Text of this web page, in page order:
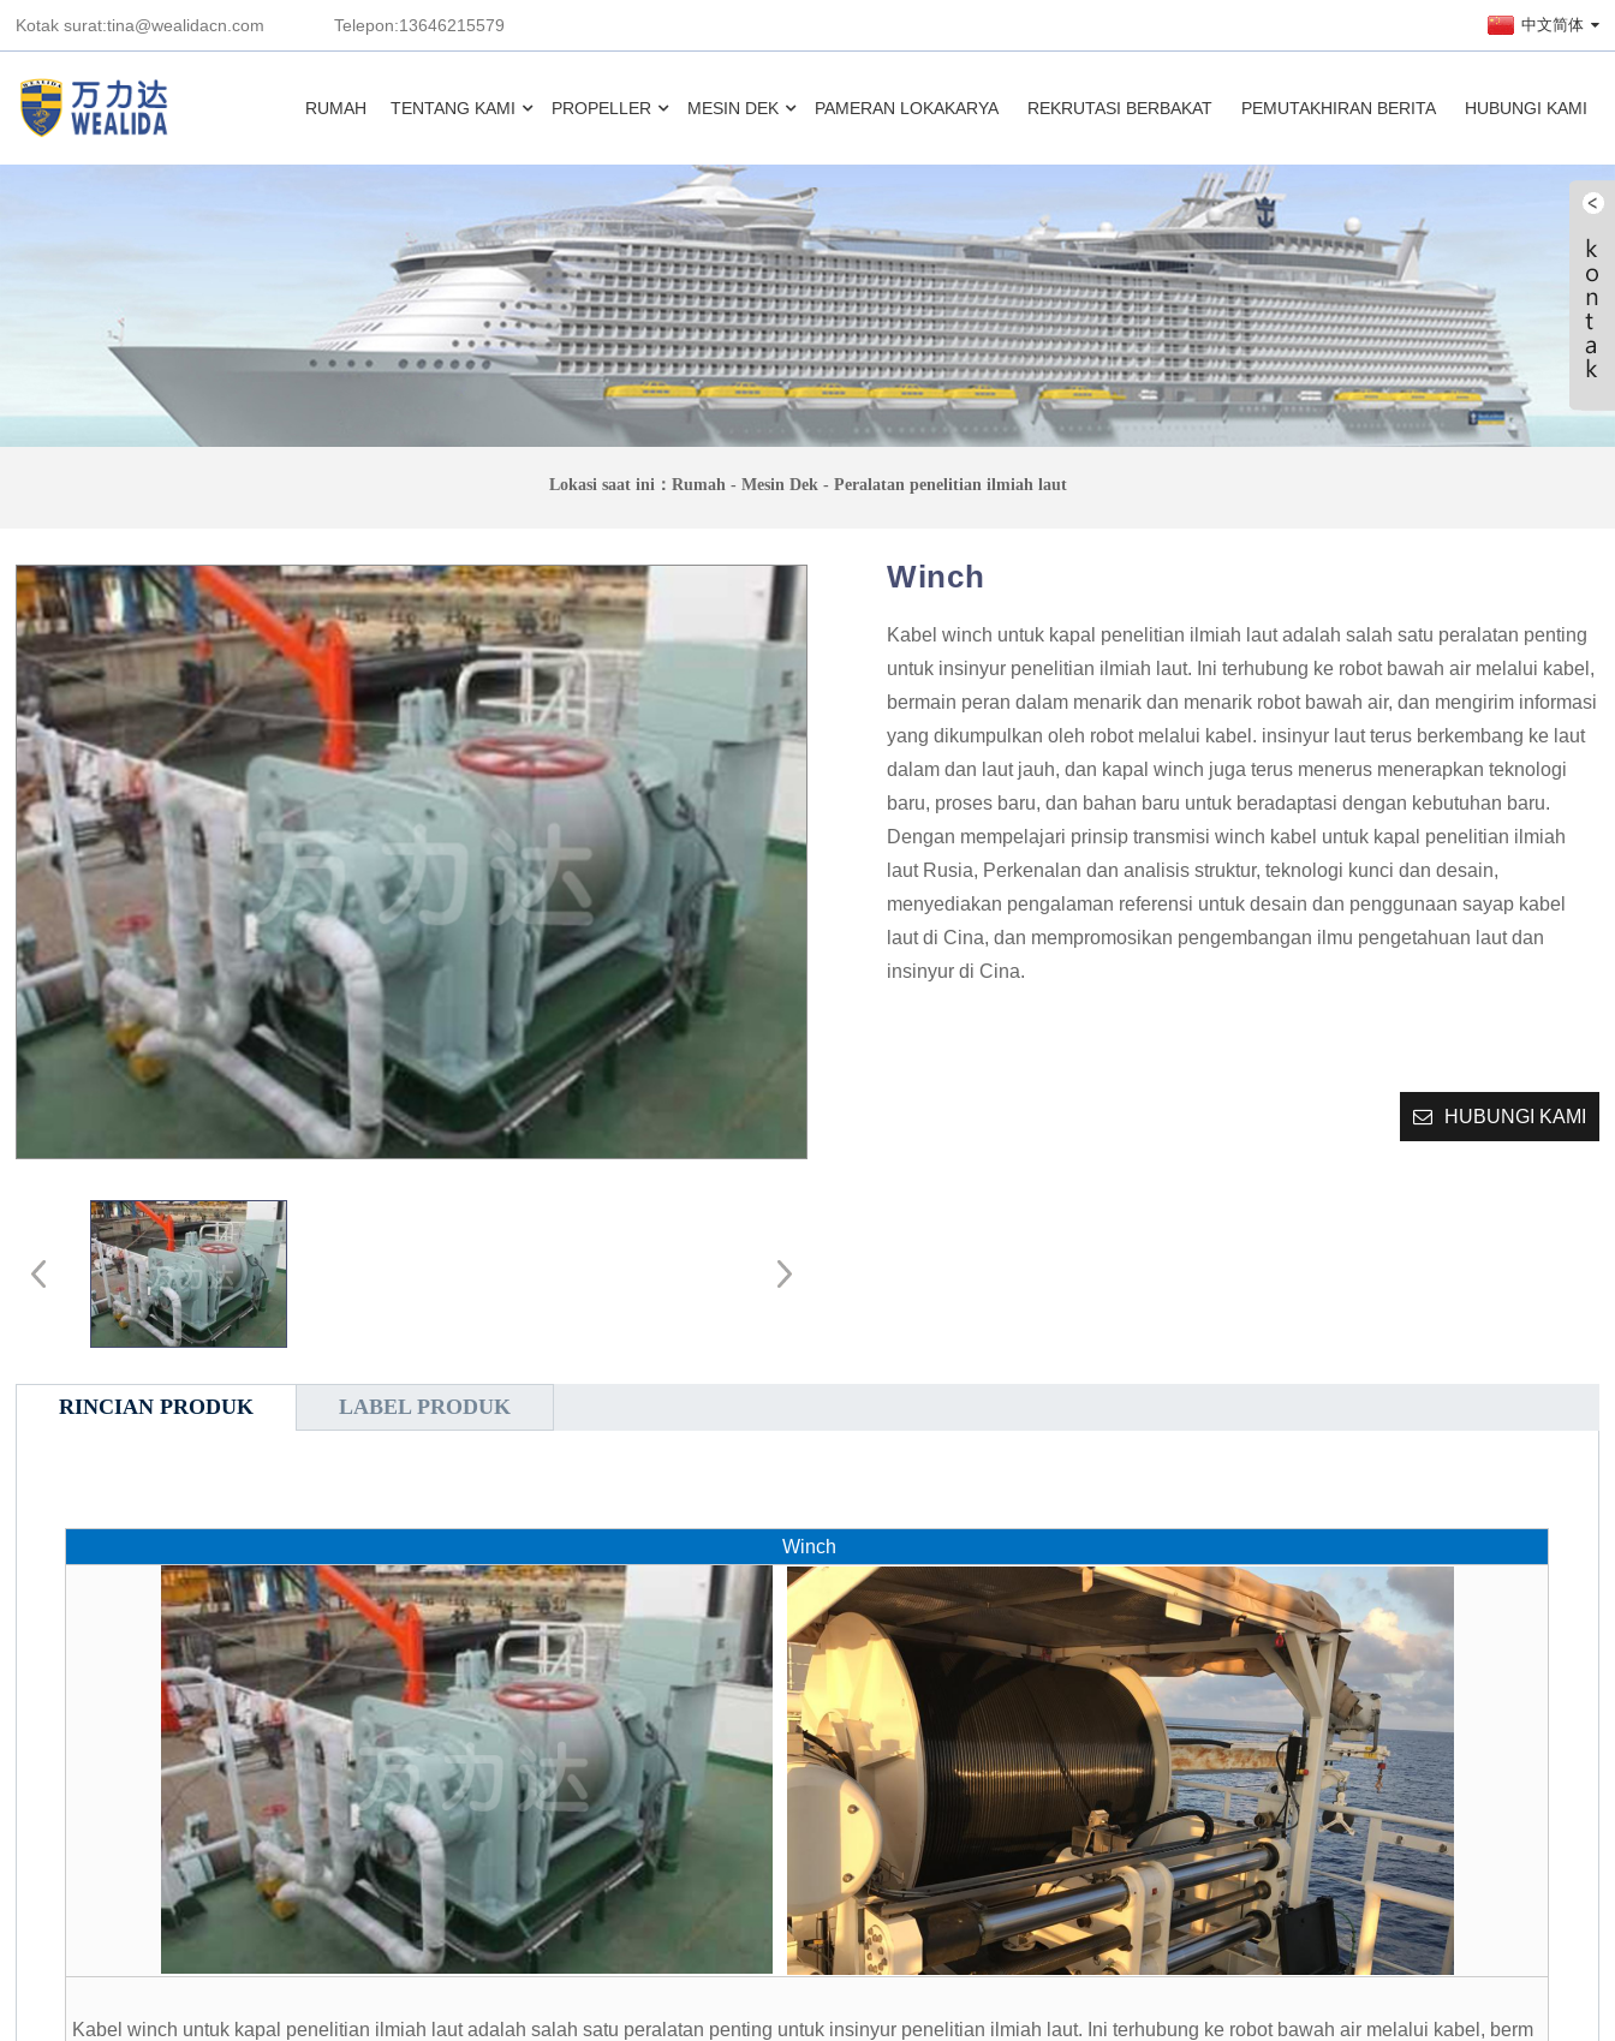
Kotak surat:tina@wealidacn.com Telepon:13646215579 中文简体
RUMAH TENTANG KAMI PROPELLER MESIN DEK PAMERAN LOKAKARYA REKRUTASI BERBAKAT PEMUTAKHIRAN BERITA HUBUNGI KAMI
Lokasi saat ini： Rumah- Mesin Dek- Peralatan penelitian ilmiah laut
Winch
Kabel winch untuk kapal penelitian ilmiah laut adalah salah satu peralatan penting
untuk insinyur penelitian ilmiah laut. Ini terhubung ke robot bawah air melalui kabel,
bermain peran dalam menarik dan menarik robot bawah air, dan mengirim informasi
yang dikumpulkan oleh robot melalui kabel. insinyur laut terus berkembang ke laut
dalam dan laut jauh, dan kapal winch juga terus menerus menerapkan teknologi
baru, proses baru, dan bahan baru untuk beradaptasi dengan kebutuhan baru.
Dengan mempelajari prinsip transmisi winch kabel untuk kapal penelitian ilmiah
laut Rusia, Perkenalan dan analisis struktur, teknologi kunci dan desain,
menyediakan pengalaman referensi untuk desain dan penggunaan sayap kabel
laut di Cina, dan mempromosikan pengembangan ilmu pengetahuan laut dan
insinyur di Cina.
HUBUNGI KAMI
RINCIAN PRODUK LABEL PRODUK
Winch
Kabel winch untuk kapal penelitian ilmiah laut adalah salah satu peralatan penting untuk insinyur penelitian ilmiah laut. Ini terhubung ke robot bawah air melalui kabel, berm